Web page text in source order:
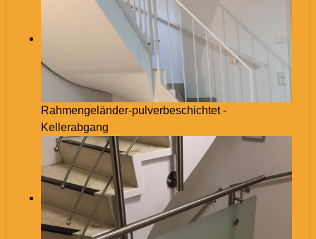
Rahmengeländer-pulverbeschichtet -
Kellerabgang